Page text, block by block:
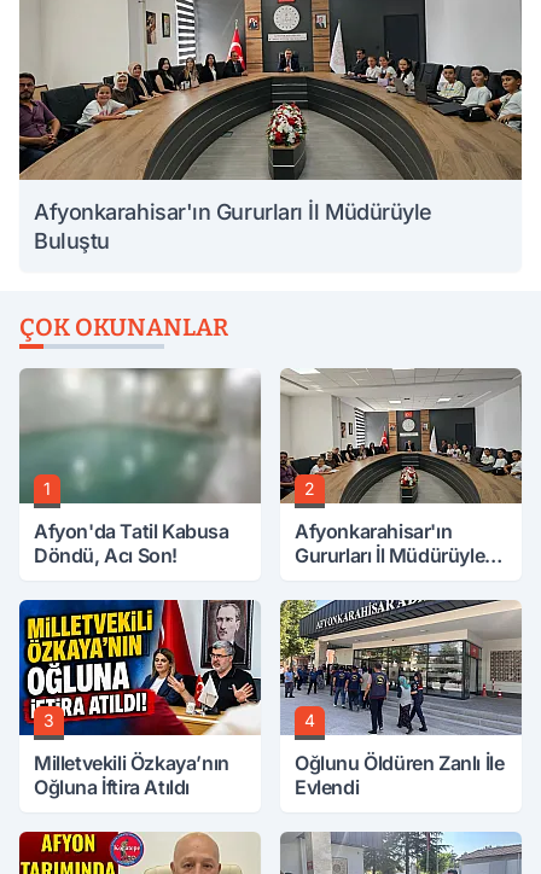
Afyonkarahisar'ın Gururları İl Müdürüyle
Buluştu
ÇOK OKUNANLAR
1
Afyon'da Tatil Kabusa
Döndü, Acı Son!
2
Afyonkarahisar'ın
Gururları İl Müdürüyle
3
Milletvekili Özkaya’nın
Oğluna İftira Atıldı
4
Oğlunu Öldüren Zanlı İle
Evlendi